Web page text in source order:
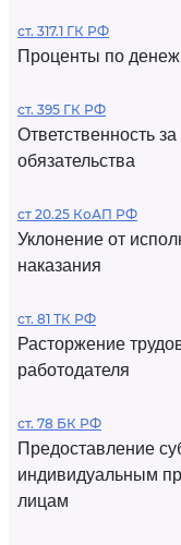
ст. 317.1 ГК РФ
Проценты по
ст. 395 ГК РФ
Ответственность
обязательства
ст 20.25 КоАП РФ
Уклонение от
наказания
ст. 81 ТК РФ
Расторжение
работодателя
ст. 78 БК РФ
Предоставление
индивидуальным
лицам